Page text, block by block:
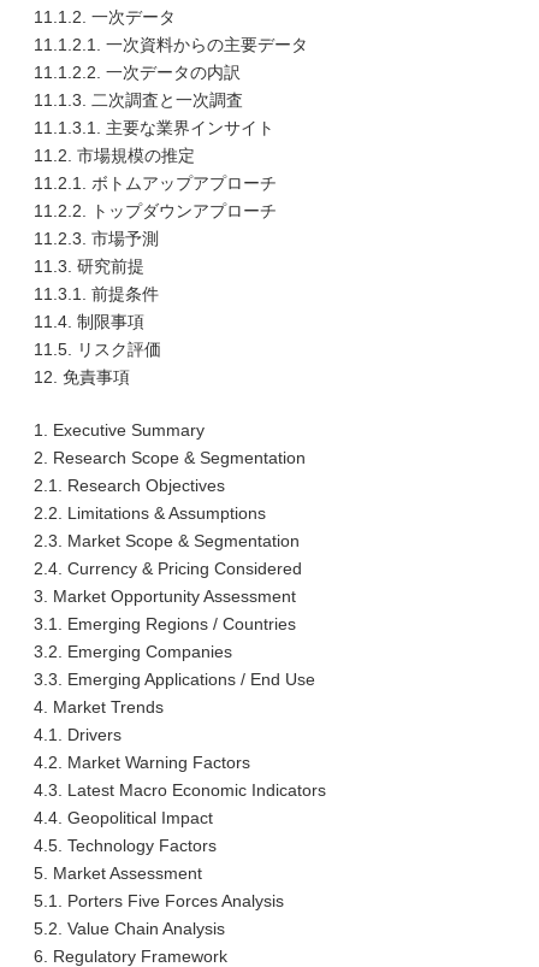
11.1.2. 一次データ
11.1.2.1. 一次資料からの主要データ
11.1.2.2. 一次データの内訳
11.1.3. 二次調査と一次調査
11.1.3.1. 主要な業界インサイト
11.2. 市場規模の推定
11.2.1. ボトムアップアプローチ
11.2.2. トップダウンアプローチ
11.2.3. 市場予測
11.3. 研究前提
11.3.1. 前提条件
11.4. 制限事項
11.5. リスク評価
12. 免責事項
1. Executive Summary
2. Research Scope & Segmentation
2.1. Research Objectives
2.2. Limitations & Assumptions
2.3. Market Scope & Segmentation
2.4. Currency & Pricing Considered
3. Market Opportunity Assessment
3.1. Emerging Regions / Countries
3.2. Emerging Companies
3.3. Emerging Applications / End Use
4. Market Trends
4.1. Drivers
4.2. Market Warning Factors
4.3. Latest Macro Economic Indicators
4.4. Geopolitical Impact
4.5. Technology Factors
5. Market Assessment
5.1. Porters Five Forces Analysis
5.2. Value Chain Analysis
6. Regulatory Framework